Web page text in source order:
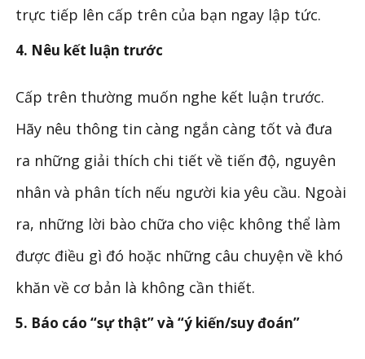
trực tiếp lên cấp trên của bạn ngay lập tức.
4. Nêu kết luận trước
Cấp trên thường muốn nghe kết luận trước.
Hãy nêu thông tin càng ngắn càng tốt và đưa
ra những giải thích chi tiết về tiến độ, nguyên
nhân và phân tích nếu người kia yêu cầu. Ngoài
ra, những lời bào chữa cho việc không thể làm
được điều gì đó hoặc những câu chuyện về khó
khăn về cơ bản là không cần thiết.
5. Báo cáo “sự thật” và “ý kiến/suy đoán”